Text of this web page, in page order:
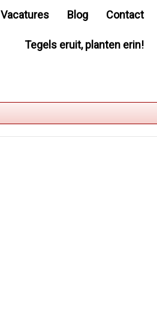
Vacatures Blog Contact
Tegels eruit, planten erin!